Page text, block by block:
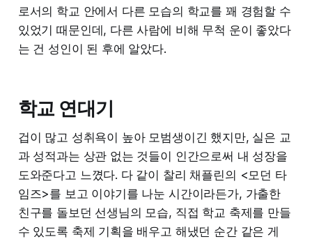
로서의 학교 안에서 다른 모습의 학교를 꽤 경험할 수
있었기 때문인데, 다른 사람에 비해 무척 운이 좋았다
는 건 성인이 된 후에 알았다.
학교 연대기
겁이 많고 성취욕이 높아 모범생이긴 했지만, 실은 교
과 성적과는 상관 없는 것들이 인간으로써 내 성장을
도와준다고 느꼈다. 다 같이 찰리 채플린의 <모던 타
임즈>를 보고 이야기를 나눈 시간이라든가, 가출한
친구를 돌보던 선생님의 모습, 직접 학교 축제를 만들
수 있도록 축제 기획을 배우고 해냈던 순간 같은 게